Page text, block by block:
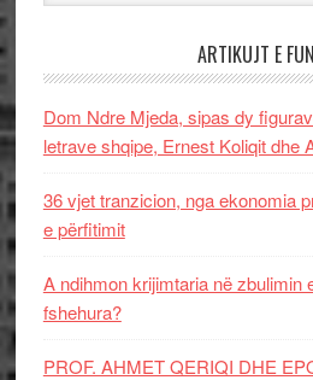
ARTIKUJT E
Dom Ndre Mjeda, sipas dy
letrave shqipe, Ernest Koliqit dhe
36 vjet tranzicion, nga ekonomia
e përfitimit
A ndihmon krijimtaria në zbulimin
fshehura?
PROF. AHMET QERIQI DHE